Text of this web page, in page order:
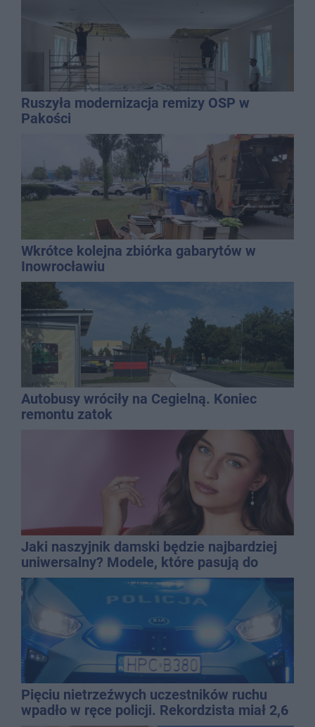
Ruszyła modernizacja remizy OSP w
Pakości
Wkrótce kolejna zbiórka gabarytów w
Inowrocławiu
Autobusy wróciły na Cegielną. Koniec
remontu zatok
Jaki naszyjnik damski będzie najbardziej
uniwersalny? Modele, które pasują do
wielu stylizacji
Pięciu nietrzeźwych uczestników ruchu
wpadło w ręce policji. Rekordzista miał 2,6